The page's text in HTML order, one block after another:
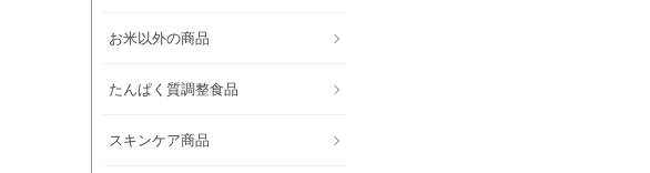
お米以外の商品
たんぱく質調整食品
スキンケア商品